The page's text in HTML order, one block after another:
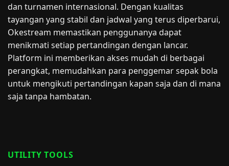
dan turnamen internasional. Dengan kualitas
tayangan yang stabil dan jadwal yang terus diperbarui,
Okestream memastikan penggunanya dapat
menikmati setiap pertandingan dengan lancar.
Platform ini memberikan akses mudah di berbagai
perangkat, memudahkan para penggemar sepak bola
untuk mengikuti pertandingan kapan saja dan di mana
saja tanpa hambatan.
UTILITY TOOLS